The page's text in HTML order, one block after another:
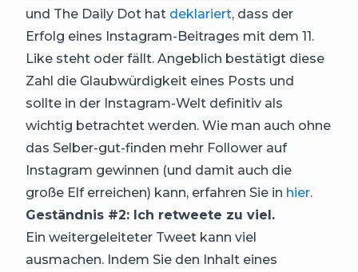
und The Daily Dot hat deklariert, dass der
Erfolg eines Instagram-Beitrages mit dem 11.
Like steht oder fällt. Angeblich bestätigt diese
Zahl die Glaubwürdigkeit eines Posts und
sollte in der Instagram-Welt definitiv als
wichtig betrachtet werden. Wie man auch ohne
das Selber-gut-finden mehr Follower auf
Instagram gewinnen (und damit auch die
große Elf erreichen) kann, erfahren Sie in hier.
Geständnis #2: Ich retweete zu viel.
Ein weitergeleiteter Tweet kann viel
ausmachen. Indem Sie den Inhalt eines